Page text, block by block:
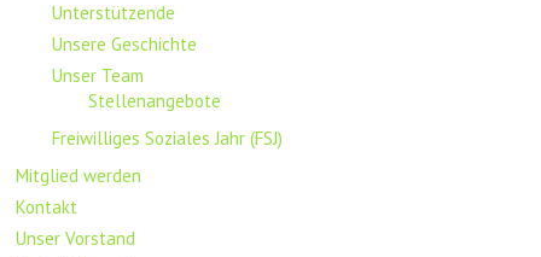
Unterstützende
Unsere Geschichte
Unser Team
Stellenangebote
Freiwilliges Soziales Jahr (FSJ)
Mitglied werden
Kontakt
Unser Vorstand